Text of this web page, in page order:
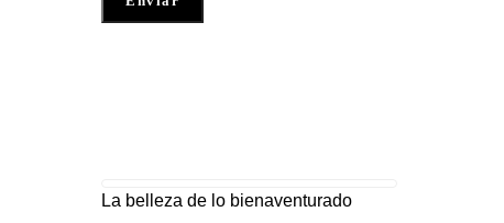
La belleza de lo bienaventurado